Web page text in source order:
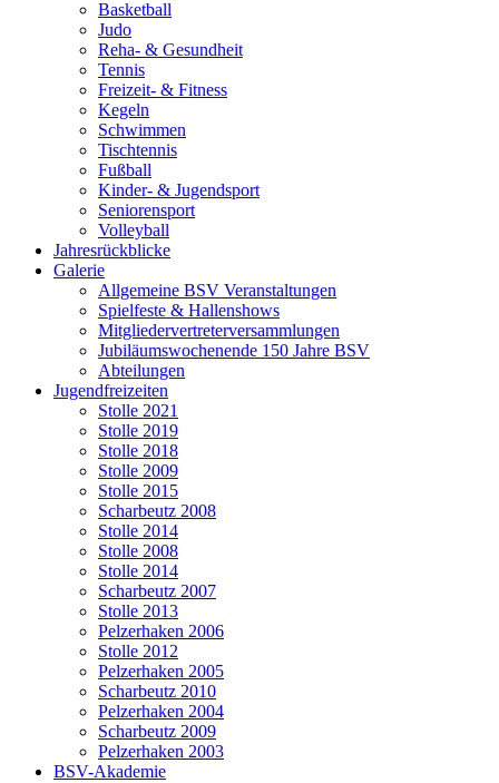
Basketball
Judo
Reha- & Gesundheit
Tennis
Freizeit- & Fitness
Kegeln
Schwimmen
Tischtennis
Fußball
Kinder- & Jugendsport
Seniorensport
Volleyball
Jahresrückblicke
Galerie
Allgemeine BSV Veranstaltungen
Spielfeste & Hallenshows
Mitgliedervertreterversammlungen
Jubiläumswochenende 150 Jahre BSV
Abteilungen
Jugendfreizeiten
Stolle 2021
Stolle 2019
Stolle 2018
Stolle 2009
Stolle 2015
Scharbeutz 2008
Stolle 2014
Stolle 2008
Stolle 2014
Scharbeutz 2007
Stolle 2013
Pelzerhaken 2006
Stolle 2012
Pelzerhaken 2005
Scharbeutz 2010
Pelzerhaken 2004
Scharbeutz 2009
Pelzerhaken 2003
BSV-Akademie